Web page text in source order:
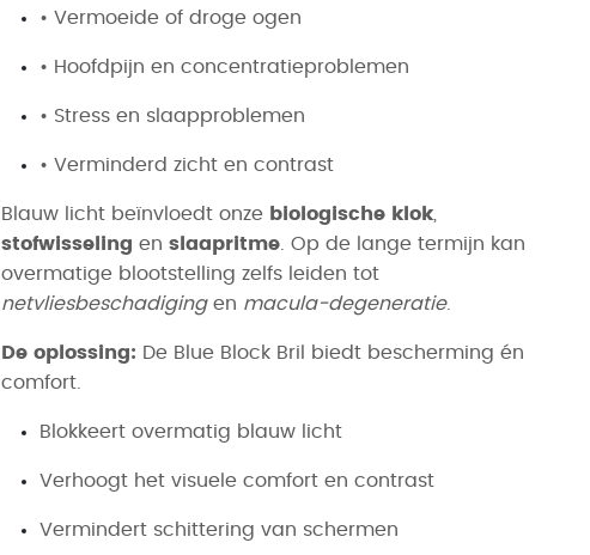
• Vermoeide of droge ogen
• Hoofdpijn en concentratieproblemen
• Stress en slaapproblemen
• Verminderd zicht en contrast
Blauw licht beïnvloedt onze biologische klok,
stofwisseling en slaapritme. Op de lange termijn kan
overmatige blootstelling zelfs leiden tot
netvliesbeschadigingen macula-degeneratie.
De oplossing: De Blue Block Bril biedt bescherming én
comfort.
Blokkeert overmatig blauw licht
Verhoogt het visuele comfort en contrast
Vermindert schittering van schermen